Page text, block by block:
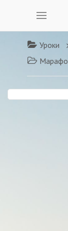
Уроки
Марафон